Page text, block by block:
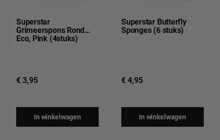
Superstar
Grimeerspons Rond
Eco, Pink (4stuks)
€ 3,95
In winkelwagen
Superstar Butterfly
Sponges (6 stuks)
€ 4,95
In winkelwagen